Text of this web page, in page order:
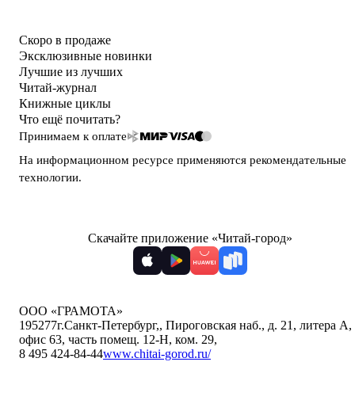
Скоро в продаже
Эксклюзивные новинки
Лучшие из лучших
Читай-журнал
Книжные циклы
Что ещё почитать?
Принимаем к оплате
На информационном ресурсе применяются рекомендательные
технологии.
Скачайте приложение «Читай-город»
ООО «ГРАМОТА»
195277г.Санкт-Петербург,, Пироговская наб., д. 21, литера А,
офис 63, часть помещ. 12-Н, ком. 29,
8 495 424-84-44www.chitai-gorod.ru/